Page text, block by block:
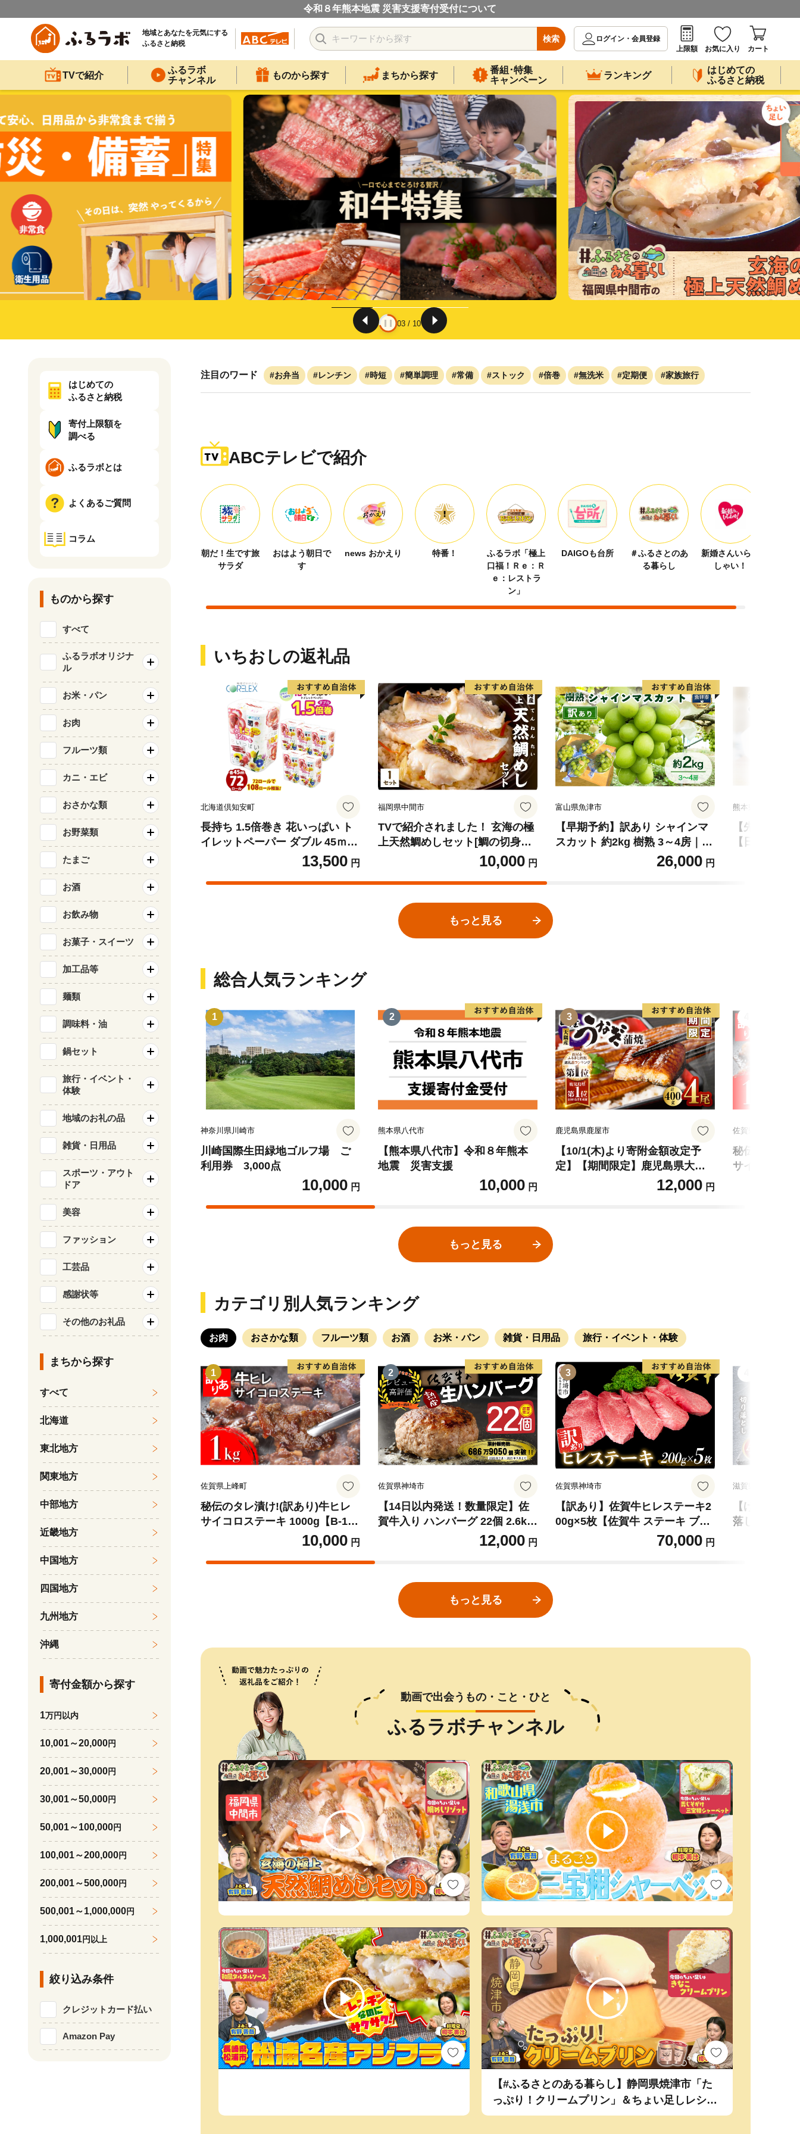
令和８年熊本地震 災害支援寄付受付について
地域とあなたを元気にする
ふるさと納税
検索
ログイン・会員登録
上限額
お気に入り カート
TVで紹介
ふるラボ
チャンネル
ものから探す まちから探す
番組･特集
キャンペーン
ランキング
はじめての
ふるさと納税
03 / 10
注目のワード #お弁当 #レンチン #時短 #簡単調理 #常備 #ストック #倍巻 #無洗米 #定期便 #家族旅行
ABCテレビで紹介
朝だ！生です旅
サラダ
おはよう朝日で
す
news おかえり 特番！
ふるラボ「極上
口福！Ｒｅ：Ｒ
ｅ：レストラ
ン」
DAIGOも台所
＃ふるさとのあ
る暮らし
新婚さんいらっ
しゃい！
いちおしの返礼品
北海道倶知安町
長持ち 1.5倍巻き 花いっぱい ト
イレットペーパー ダブル 45ｍ
計72ロール 全18種 花柄 プリン
ト ハーブ 香り付き 日本製 まと
め買い 防災 常備品 ペーパー エ
13,500 円
福岡県中間市
TVで紹介されました！ 玄海の極
上天然鯛めしセット[鯛の切身、
だし汁、鯛茶漬け用だし]【010-0
10,000 円
富山県魚津市
【早期予約】訳あり シャインマ
スカット 約2kg 樹熟 3～4房｜
富山県産 マスカット ぶどう ブド
ウ 葡萄 ※北海道・沖縄・離島へ
26,000 円
熊本県玉東町
【先行予約
【日付指定
もっと見る
総合人気ランキング
1
神奈川県川崎市
川崎国際生田緑地ゴルフ場 ご
利用券 3,000点
10,000 円
2
熊本県八代市
【熊本県八代市】令和８年熊本
地震 災害支援
10,000 円
3
鹿児島県鹿屋市
【10/1(木)より寄附金額改定予
定】【期間限定】鹿児島県大隅
産うなぎ蒲焼4尾（400g） KN0
12,000 円
佐賀県上峰町
秘伝のタレ
サイコロス
もっと見る
カテゴリ別人気ランキング
お肉 おさかな類 フルーツ類 お酒 お米・パン 雑貨・日用品 旅行・イベント・体験
1
佐賀県上峰町
秘伝のタレ漬け!(訳あり)牛ヒレ
サイコロステーキ 1000g【B-109
10,000 円
2
佐賀県神埼市
【14日以内発送！数量限定】佐
賀牛入り ハンバーグ 22個 2.6kg
(120g×22個)【佐賀牛 黒毛和牛
ブランド牛 九州 ハンバーグ 牛肉
すすめ 人気】(H083106)
12,000 円
3
佐賀県神埼市
【訳あり】佐賀牛ヒレステーキ2
00g×5枚【佐賀牛 ステーキ ブラ
ンド肉 ヒレ肉 フィレ肉 ジューシ
70,000 円
滋賀県近江八幡市
【げんさん
落し【500g
鹿児島県鹿屋市
【10/1(木)より寄附金額改定予
定】【期間限定】鹿児島県大隅
産うなぎ蒲焼4尾（400g） KN0
07-023
12,000 円
宮城県気仙沼市
訳あり 銀鮭 切身 約2kg [宮城東
魚介類 海鮮 訳アリ 規格外 不揃
い さけ サケ 鮭切身 シャケ 切り
身 冷凍 家庭用 おかず 弁当 支援
サーモン 銀鮭切り身 魚 わけあり
12,500 円
静岡県焼津市
a10-1289 ネギトロ100g×16パ
10,000 円
岡山県瀬戸内市
もも ぶどう 2026年 先行予約 詰
合/白桃 2玉(1玉220g以上)・シャ
インマスカット 晴王 2房(1房480
g以上) 化粧箱入り 岡山県産 国産
フルーツ 果物 ギフト
39,000 円
香川県東かがわ市
シャインマスカット 【ご家庭
ブドウ フルーツ 果物 くだもの
果実 旬の果物 旬のフルーツ 香川
香川県 東かがわ市
19,000 円
北海道上富良野町
赤肉メロン 2玉 厳選 秀品 特4サ
g 2玉 セット ファーム富良野 メ
ロン めろん 果物 くだもの フル
ーツ デザート 旬の果物 旬のフル
ーツ
17,000 円
キリン一番搾り生ビール＜北海
道千歳工場産＞350ml（24本） 2
ケース
30,800 円
福島県本宮市
【福島のへそのまち もとみや
l×24本 合計8.4L 1ケース アルコ
ール度数5% 缶ビール お酒 ビー
ル アサヒ スーパードライ super
dry 24缶 辛口 送料無料 カメイ
本宮市 【07214-0206】
15,000 円
京都府長岡京市
＜天然水のビール工場＞京都直
ml×24本 プレモル [1495]22,000 円
【最短7営業日以内発送】令和7
年産 福岡県産米 夢つくし 15kg
精米 ※北海道・沖縄・離島は配
送不可
19,500 円
福井県池田町
「未来へ耕す池田米」認証 池田
つき３セットまで】
10,000 円
鳥取県日野町
【令和7年産】鳥取県産コシヒカ
こしひかり お米 白米 精米 5キロ
おこめ こめ コメ 真空パック包装
真空包装 長期保存 単一原料米 鳥
取県日野町産 Elevation
8,500 円
北海道倶知安町
ブライティア ソフト ボックステ
ィッシュ 200組 400枚 60箱 日本
製 まとめ買い ティッシュ リサイ
クル 長持 防災 常備品 日用雑貨
消耗品 生活必需品 備蓄 ペーパー
紙 北海道 倶知安町 日用品
16,000 円
秋田県能代市
トイレットペーパー ダブル 96ロ
生紙 100％ 芯あり 日用品 消耗品
無香料 生活用品 備蓄 秋田県 能
代市 送料無料 《能代製紙》
11,000 円
栃木県小山市
クラリスボックスティッシュ60
セット)【1256759】 14,000 円
神奈川県川崎市
川崎国際生田緑地ゴルフ場 ご
利用券 3,000点
10,000 円
東京都文京区
【東京ドームホテル】 3階 スー
ブッフェ お食事券 大人1名様分
関東 東京 ご利用券 ランチ 昼食
食事券 レストラン ブッフェ 東京
都 お食事券
24,000 円
東京都目黒区
ウェスティンホテル東京
るボディセラピー90分/1名
132,000 円
もっと見る
動画で出会うもの・こと・ひと
ふるラボチャンネル
【#ふるさとのある暮らし】静岡県焼津市「た
っぷり！クリームプリン」＆ちょい足しレシピ
「きなこクリームプリン」
はじめての
ふるさと納税
寄付上限額を
調べる
ふるラボとは
よくあるご質問
コラム
ものから探す
すべて
ふるラボオリジナ
ル
お米・パン
お肉
フルーツ類
カニ・エビ
おさかな類
お野菜類
たまご
お酒
お飲み物
お菓子・スイーツ
加工品等
麺類
調味料・油
鍋セット
旅行・イベント・
体験
地域のお礼の品
雑貨・日用品
スポーツ・アウト
ドア
美容
ファッション
工芸品
感謝状等
その他のお礼品
まちから探す
すべて
北海道
東北地方
関東地方
中部地方
近畿地方
中国地方
四国地方
九州地方
沖縄
寄付金額から探す
1万円以内
10,001～20,000円
20,001～30,000円
30,001～50,000円
50,001～100,000円
100,001～200,000円
200,001～500,000円
500,001～1,000,000円
1,000,001円以上
絞り込み条件
クレジットカード払い
Amazon Pay